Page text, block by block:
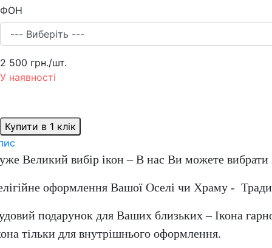
ФОН
2 500 грн./шт.
У наявності
Купити в 1 клік
Великий вибір ікон – В нас Ви можете вибрати
оформлення Вашої Оселі чи Храму -
подарунок для Ваших близьких – Ікона
тільки для внутрішнього оформлення.